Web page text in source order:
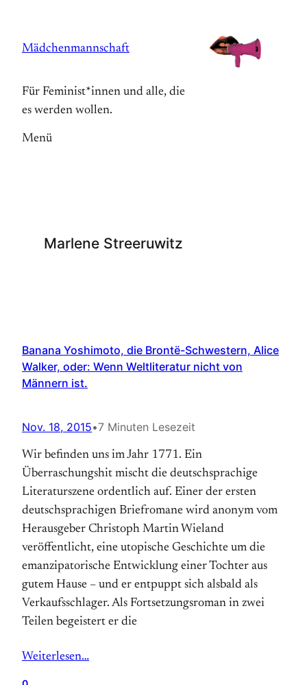
springen
Mädchenmannschaft
Für Feminist*innen und alle, die
es werden wollen.
Menü
Marlene Streeruwitz
Banana Yoshimoto, die Brontë-Schwestern, Alice
Walker, oder: Wenn Weltliteratur nicht von
Männern ist.
Nov. 18, 2015•7 Minuten Lesezeit
Wir befinden uns im Jahr 1771. Ein
Überraschungshit mischt die deutschsprachige
Literaturszene ordentlich auf. Einer der ersten
deutschsprachigen Briefromane wird anonym vom
Herausgeber Christoph Martin Wieland
veröffentlicht, eine utopische Geschichte um die
emanzipatorische Entwicklung einer Tochter aus
gutem Hause – und er entpuppt sich alsbald als
Verkaufsschlager. Als Fortsetzungsroman in zwei
Teilen begeistert er die
Weiterlesen…